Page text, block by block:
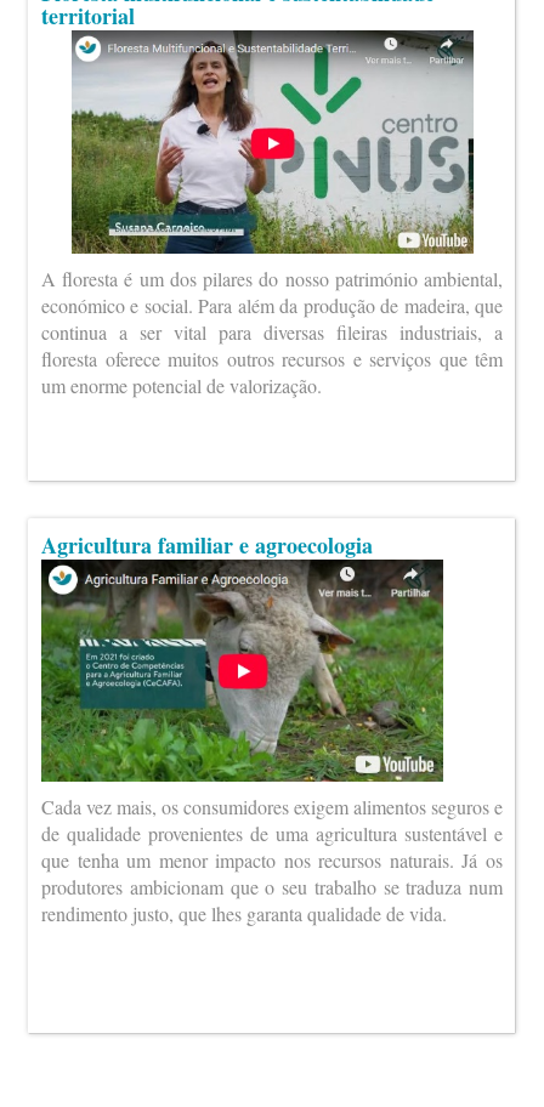
territorial
A floresta é um dos pilares do nosso património ambiental,
económico e social. Para além da produção de madeira, que
continua a ser vital para diversas fileiras industriais, a
floresta oferece muitos outros recursos e serviços que têm
um enorme potencial de valorização.
Agricultura familiar e agroecologia
Cada vez mais, os consumidores exigem alimentos seguros e
de qualidade provenientes de uma agricultura sustentável e
que tenha um menor impacto nos recursos naturais. Já os
produtores ambicionam que o seu trabalho se traduza num
rendimento justo, que lhes garanta qualidade de vida.